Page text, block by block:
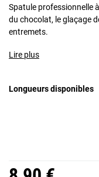
Spatule professionnelle
du chocolat, le glaçage
entremets.
Lire plus
Longueurs disponibles